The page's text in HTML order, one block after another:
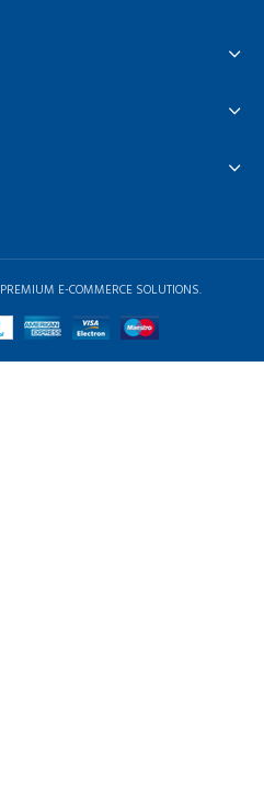
PREMIUM E-COMMERCE SOLUTIONS.